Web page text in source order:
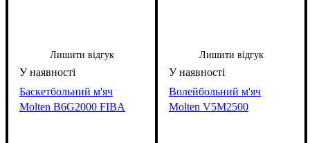
Лишити відгук
Баскетбольний м'яч
Molten B6G2000 FIBA
Лишити відгук
Волейбольний м'яч
Molten V5M2500